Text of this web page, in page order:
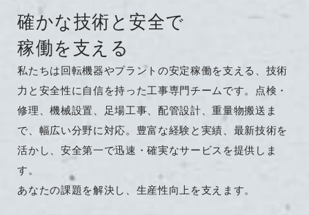
確かな技術と安全で
稼働を支える
私たちは回転機器やプラントの安定稼働を支える、技術
力と安全性に自信を持った工事専門チームです。点検・
修理、機械設置、足場工事、配管設計、重量物搬送ま
で、幅広い分野に対応。豊富な経験と実績、最新技術を
活かし、安全第一で迅速・確実なサービスを提供しま
す。
あなたの課題を解決し、生産性向上を支えます。